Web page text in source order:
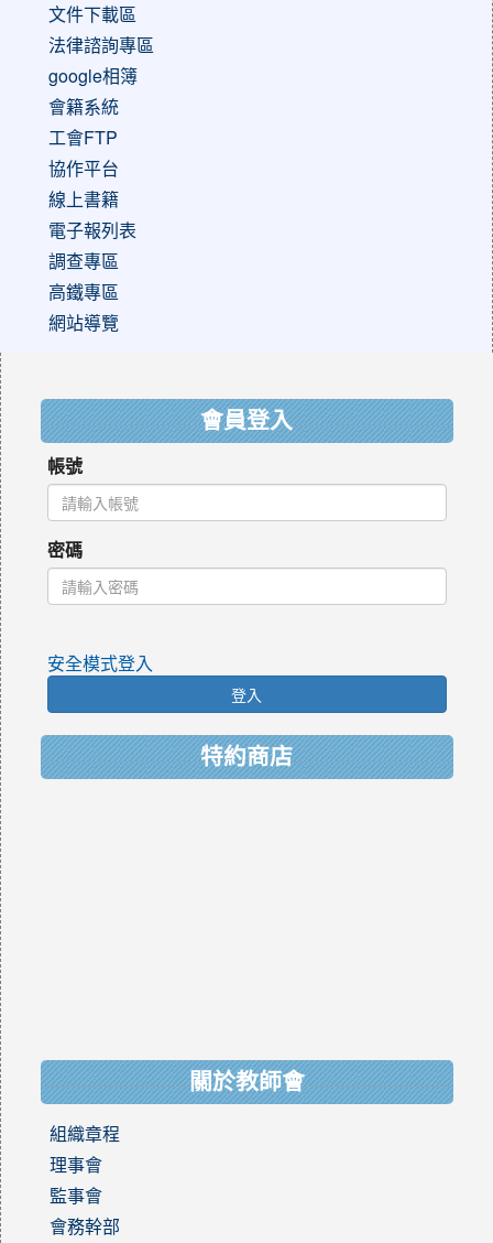
文件下載區
法律諮詢專區
google相簿
會籍系統
工會FTP
協作平台
線上書籍
電子報列表
調查專區
高鐵專區
網站導覽
會員登入
帳號
密碼
安全模式登入
登入
特約商店
關於教師會
組織章程
理事會
監事會
會務幹部